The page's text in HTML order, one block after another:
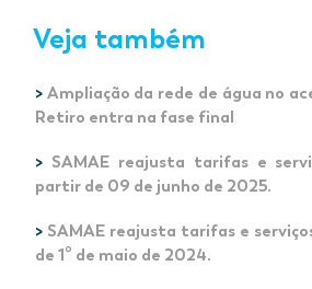
Veja também
> Ampliação da rede de água no
Retiro entra na fase final
> SAMAE reajusta tarifas e
partir de 09 de junho de 2025.
> SAMAE reajusta tarifas e
de 1º de maio de 2024.